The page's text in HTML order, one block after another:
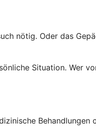
nötig. Oder das
Situation. Wer
Behandlungen